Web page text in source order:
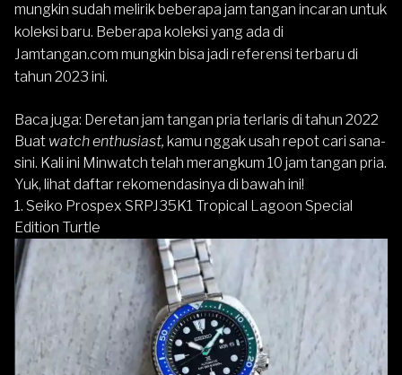
mungkin sudah melirik beberapa jam tangan incaran untuk
koleksi baru. Beberapa koleksi yang ada di
Jamtangan.com mungkin bisa jadi referensi terbaru di
tahun 2023 ini.
Baca juga: Deretan jam tangan pria terlaris di tahun 2022
Buat watch enthusiast, kamu nggak usah repot cari sana-
sini. Kali ini Minwatch telah merangkum 10 jam tangan pria.
Yuk, lihat daftar rekomendasinya di bawah ini!
1. Seiko Prospex SRPJ35K1 Tropical Lagoon Special
Edition Turtle